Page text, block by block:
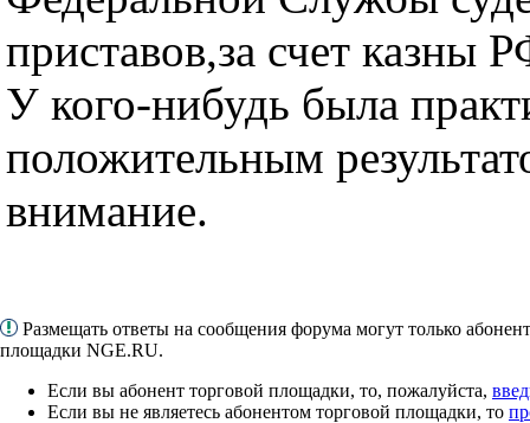
приставов,за счет казны
У кого-нибудь была
положительным
внимание.
Размещать ответы на сообщения форума могут только
площадки NGE.RU.
Если вы абонент торговой площадки, то, пожалуйста,
Если вы не являетесь абонентом торговой площадки, то